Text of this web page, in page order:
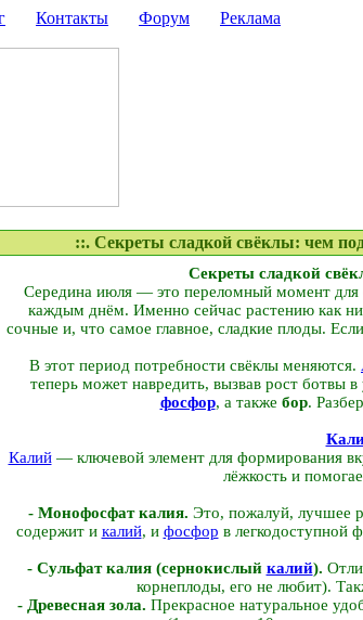
Контакты Форум
Реклама
::. Секреты сладкой свёклы: чем
Секреты сладкой
Середина июля — это переломный момент для
каждым днём. Именно сейчас растению как
сочные и, что самое главное, сладкие плоды.
В этот период потребности свёклы меняются.
теперь может навредить, вызвав рост ботвы
фосфор, а также бор.
Калий— ключевой элемент для формирования
лёжкость и
- Монофосфат калия. Это, пожалуй, лучшее
содержит и калий, и фосфор в легкодоступной
- Сульфат калия (сернокислый калий).
корнеплоды, его не любит).
- Древесная зола. Прекрасное натуральное